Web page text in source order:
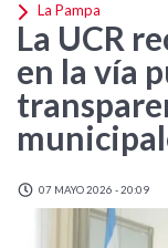
La Pampa
La UCR
en la vía
07 MAYO 2026 - 20:09